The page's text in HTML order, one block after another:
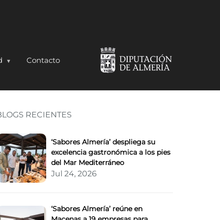
Contacto
sabor y salud
RECIENTES
‘Sabores Almería’ despliega su
excelencia gastronómica a los pies
del Mar Mediterráneo
Jul 24, 2026
‘Sabores Almería’ reúne en